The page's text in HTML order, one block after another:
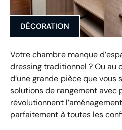
DÉCORATION
Votre chambre manque
dressing traditionnel ? Ou au
d’une grande pièce que vous
solutions de rangement avec
révolutionnent
parfaitement à toutes les